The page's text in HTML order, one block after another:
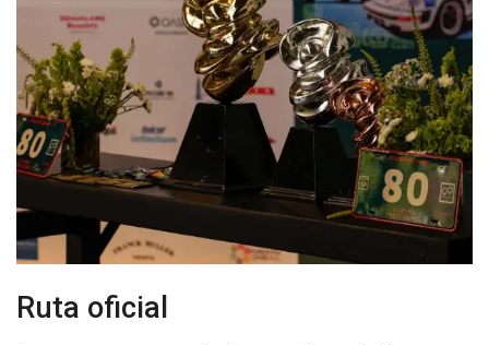
Ruta oficial